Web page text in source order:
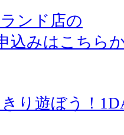
ンド店の
込みはこちら
り遊ぼう！